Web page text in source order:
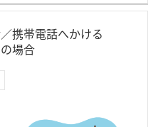
携帯電話へかける
場合